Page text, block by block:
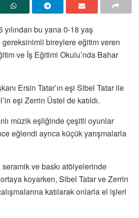
yılından bu yana 0-18 yaş
gereksinimli bireylere eğitim veren
ve İş Eğitimi Okulu’nda Bahar
Ersin Tatar’ın eşi Sibel Tatar ile
eşi Zerrin Üstel de katıldı.
müzik eşliğinde çeşitli oyunlar
eğlendi ayrıca küçük yarışmalarla
ve baskı atölyelerinde
koyarken, Sibel Tatar ve Zerrin
katılarak onlarla el işleri